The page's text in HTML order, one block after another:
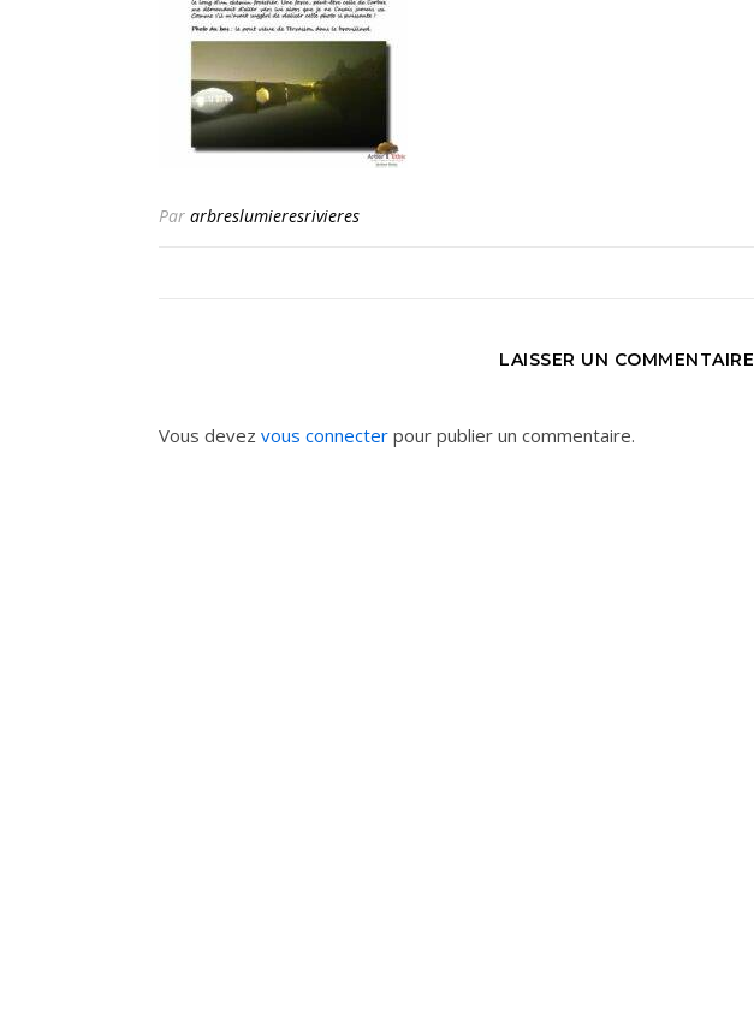
Par arbreslumieresrivieres
LAISSER UN COMMENTAIRE
Vous devez vous connecter pour publier un commentaire.